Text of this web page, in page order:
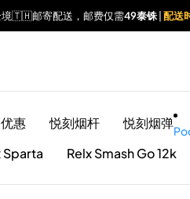
🇹🇭邮寄配送，邮费仅需49泰铢 配送
惠 悦刻烟杆 悦刻烟弹
Sparta
Relx Smash Go 12k